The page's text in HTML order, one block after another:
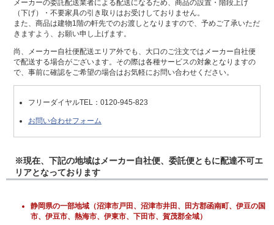
メーカーの委託配送業者による配送になるため、商品の設置・階段上げ
（下げ）・不要家具の引き取りはお受けしておりません。
また、商品は建物1階の軒先でのお渡しとなりますので、予めご了承いただ
きますよう、お願い申し上げます。
尚、メーカー自社便配送エリア外でも、大口のご注文ではメーカー自社便
で配送する場合がございます。その際は各種サービスの対象となりますの
で、事前に確認をご希望の場合はお気軽にお問い合わせください。
フリーダイヤルTEL： 0120-945-823
お問い合わせフォーム
※現在、下記の地域はメーカー自社便、委託便ともに配達不可エ
リアとなっております
静岡県の一部地域（沼津市戸田、沼津市井田、田方郡函南町、伊豆の国
市、伊豆市、熱海市、伊東市、下田市、賀茂郡全域）